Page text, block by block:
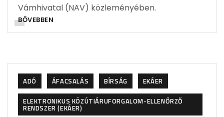
Vámhivatal (NAV) közleményében.
BŐVEBBEN
ADÓ ÁFACSALÁS BÍRSÁG
EKÁER
ELEKTRONIKUS KÖZÚTIÁRUFORGALOM-ELLENŐRZŐ
RENDSZER (EKÁER)